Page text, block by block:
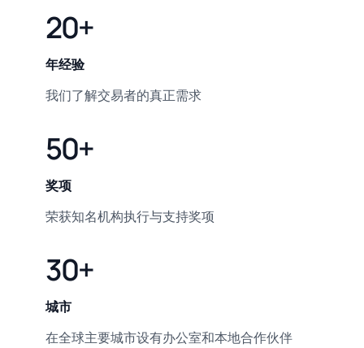
20+
年经验
我们了解交易者的真正需求
50+
奖项
荣获知名机构执行与支持奖项
30+
城市
在全球主要城市设有办公室和本地合作伙伴